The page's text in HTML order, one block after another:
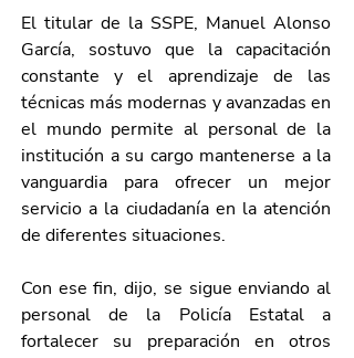
El titular de la SSPE, Manuel Alonso
García, sostuvo que la capacitación
constante y el aprendizaje de las
técnicas más modernas y avanzadas en
el mundo permite al personal de la
institución a su cargo mantenerse a la
vanguardia para ofrecer un mejor
servicio a la ciudadanía en la atención
de diferentes situaciones.
Con ese fin, dijo, se sigue enviando al
personal de la Policía Estatal a
fortalecer su preparación en otros